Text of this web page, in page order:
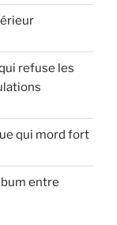
refuse les
qui mord fort
entre